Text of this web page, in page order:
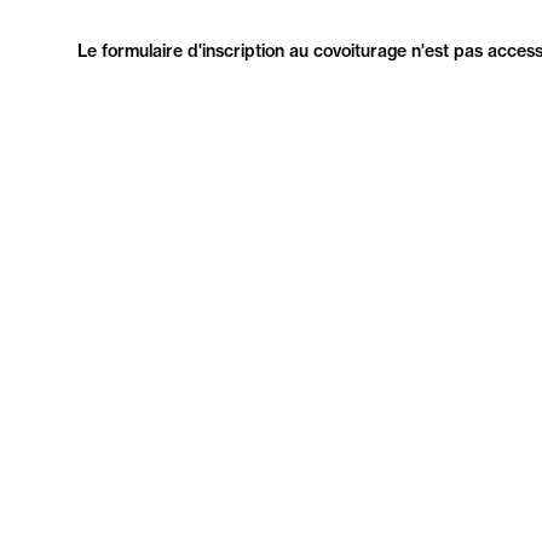
Le formulaire d'inscription au covoiturage n'est pas